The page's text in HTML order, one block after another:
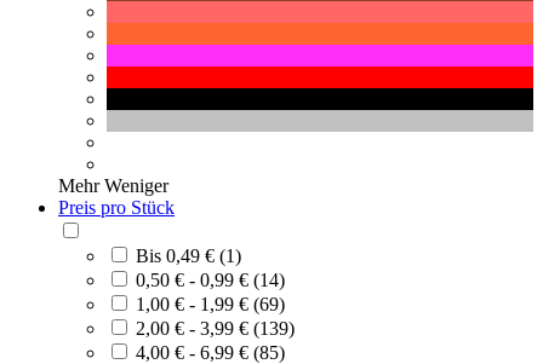
Mehr Weniger
Preis pro Stück
Bis 0,49 € (1)
0,50 € - 0,99 € (14)
1,00 € - 1,99 € (69)
2,00 € - 3,99 € (139)
4,00 € - 6,99 € (85)